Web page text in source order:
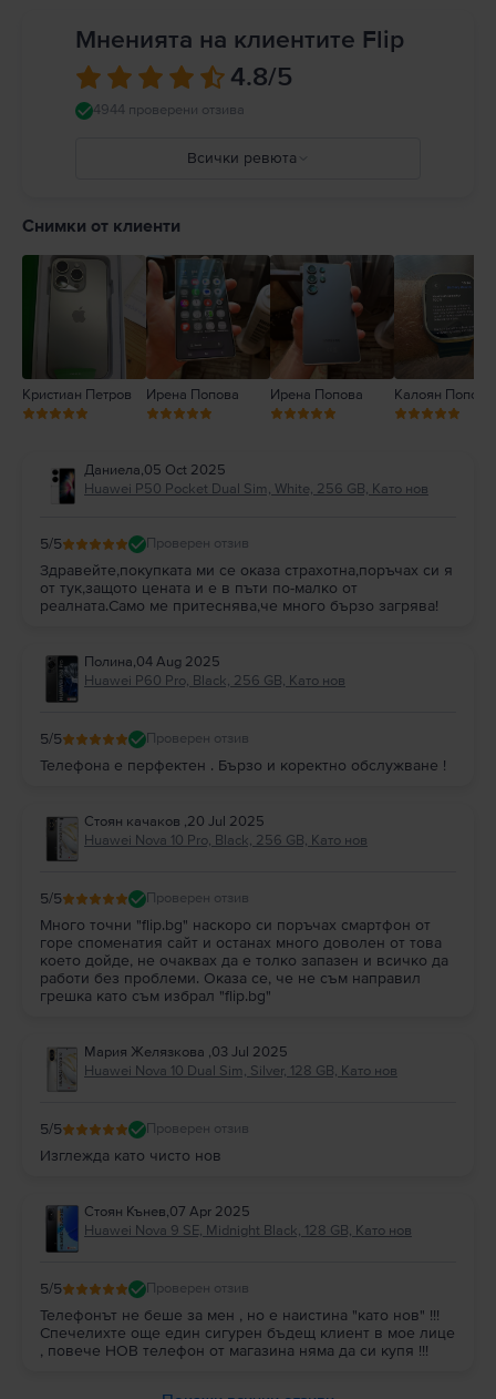
Мненията на клиентите Flip
4.8/5
4944 проверени отзива
Всички ревюта
Снимки от клиенти
Кристиан Петров Ирена Попова Ирена Попова Калоян Попов
Даниела,05 Oct 2025
Huawei P50 Pocket Dual Sim, White, 256 GB, Като нов
5/5 Проверен отзив
Здравейте,покупката ми се оказа страхотна,поръчах си я
от тук,защото цената и е в пъти по-малко от
реалната.Само ме притеснява,че много бързо загрява!
Полина,04 Aug 2025
Huawei P60 Pro, Black, 256 GB, Като нов
5/5 Проверен отзив
Телефона е перфектен . Бързо и коректно обслужване !
Стоян качаков ,20 Jul 2025
Huawei Nova 10 Pro, Black, 256 GB, Като нов
5/5 Проверен отзив
Много точни "flip.bg" наскоро си поръчах смартфон от
горе споменатия сайт и останах много доволен от това
което дойде, не очаквах да е толко запазен и всичко да
работи без проблеми. Оказа се, че не съм направил
грешка като съм избрал "flip.bg"
Мария Желязкова ,03 Jul 2025
Huawei Nova 10 Dual Sim, Silver, 128 GB, Като нов
5/5 Проверен отзив
Изглежда като чисто нов
Стоян Кънев,07 Apr 2025
Huawei Nova 9 SE, Midnight Black, 128 GB, Като нов
5/5 Проверен отзив
Телефонът не беше за мен , но е наистина "като нов" !!!
Спечелихте още един сигурен бъдещ клиент в мое лице
, повече НОВ телефон от магазина няма да си купя !!!